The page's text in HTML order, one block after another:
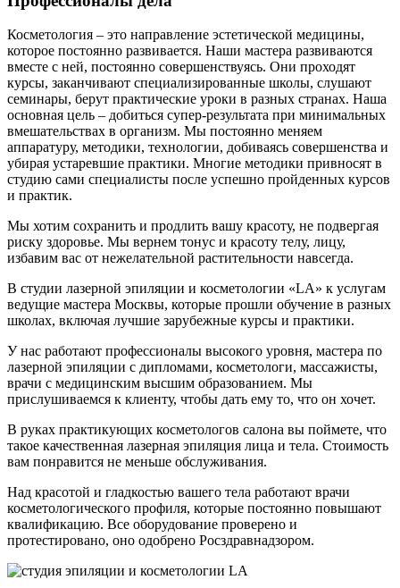
Косметология – это направление эстетической медицины,
которое постоянно развивается. Наши мастера развиваются
вместе с ней, постоянно совершенствуясь. Они проходят
курсы, заканчивают специализированные школы, слушают
семинары, берут практические уроки в разных странах. Наша
основная цель – добиться супер-результата при минимальных
вмешательствах в организм. Мы постоянно меняем
аппаратуру, методики, технологии, добиваясь совершенства и
убирая устаревшие практики. Многие методики привносят в
студию сами специалисты после успешно пройденных курсов
и практик.
Мы хотим сохранить и продлить вашу красоту, не подвергая
риску здоровье. Мы вернем тонус и красоту телу, лицу,
избавим вас от нежелательной растительности навсегда.
В студии лазерной эпиляции и косметологии «LA» к услугам
ведущие мастера Москвы, которые прошли обучение в разных
школах, включая лучшие зарубежные курсы и практики.
У нас работают профессионалы высокого уровня, мастера по
лазерной эпиляции с дипломами, косметологи, массажисты,
врачи с медицинским высшим образованием. Мы
прислушиваемся к клиенту, чтобы дать ему то, что он хочет.
В руках практикующих косметологов салона вы поймете, что
такое качественная лазерная эпиляция лица и тела. Стоимость
вам понравится не меньше обслуживания.
Над красотой и гладкостью вашего тела работают врачи
косметологического профиля, которые постоянно повышают
квалификацию. Все оборудование проверено и
протестировано, оно одобрено Росздравнадзором.